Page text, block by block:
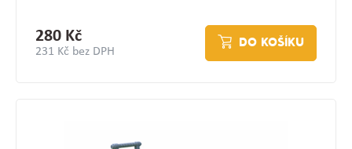
280 Kč
231 Kč bez DPH
DO KOŠÍKU